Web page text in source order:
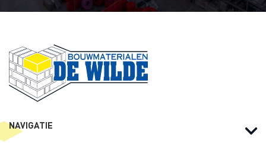
a
*
s
NAVIGATIE